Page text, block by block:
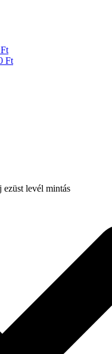
Ft
ezüst levél mintás